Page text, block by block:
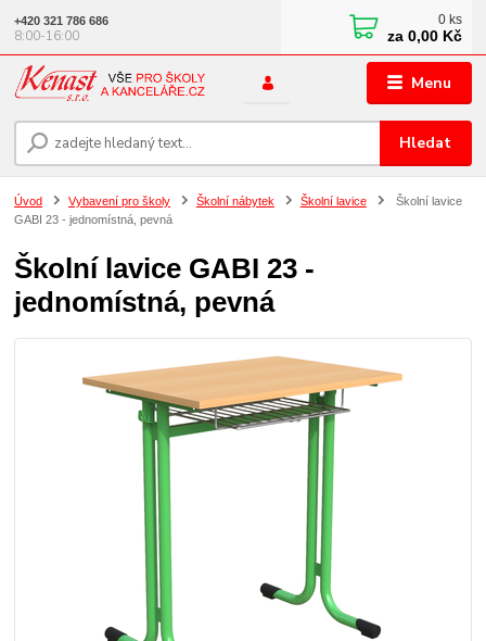
Menu
Hledat
+420 321 786 686
8:00-16:00
0 ks
za 0,00 Kč
Úvod Vybavení pro školy Školní nábytek Školní lavice
Školní lavice
GABI 23 - jednomístná, pevná
Školní lavice GABI 23 -
jednomístná, pevná